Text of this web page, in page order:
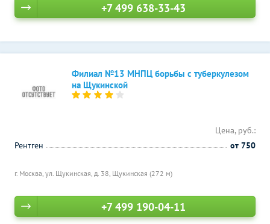
+7 499 638-33-43
Филиал №13 МНПЦ борьбы с туберкулезом
на Щукинской
г. Москва, ул. Щукинская, д. 38, Щукинская (272 м)
Цена, руб.:
Рентген
от 750
+7 499 190-04-11